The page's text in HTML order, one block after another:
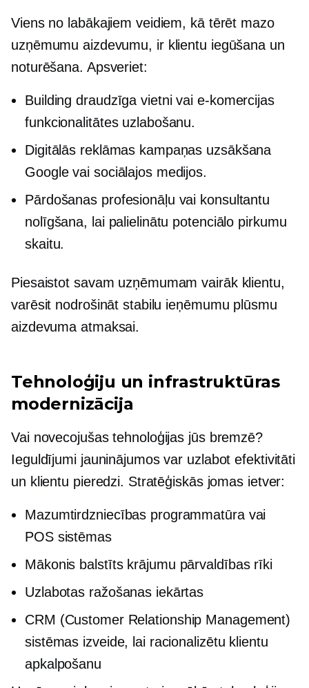
Viens no labākajiem veidiem, kā tērēt mazo
uzņēmumu aizdevumu, ir klientu iegūšana un
noturēšana. Apsveriet:
Buildingdraudzīga vietni vai e-komercijas
funkcionalitātes uzlabošanu.
Digitālās reklāmas kampaņas uzsākšana
Google vai sociālajos medijos.
Pārdošanas profesionāļu vai konsultantu
nolīgšana, lai palielinātu potenciālo pirkumu
skaitu.
Piesaistot savam uzņēmumam vairāk klientu,
varēsit nodrošināt stabilu ieņēmumu plūsmu
aizdevuma atmaksai.
Tehnoloģiju un infrastruktūras
modernizācija
Vai novecojušas tehnoloģijas jūs bremzē?
Ieguldījumi jauninājumos var uzlabot efektivitāti
un klientu pieredzi. Stratēģiskās jomas ietver:
Mazumtirdzniecības programmatūra vai
POS sistēmas
Mākonis balstītskrājumu pārvaldības rīki
Uzlabotas ražošanas iekārtas
CRM (Customer Relationship Management)
sistēmas izveide, lai racionalizētu klientu
apkalpošanu